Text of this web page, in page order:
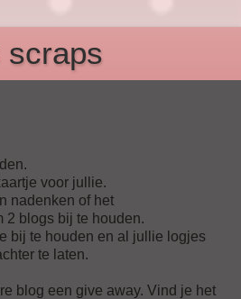
scraps
voor jullie.
nadenken of het
2 blogs bij te houden.
bij te houden en al jullie logjes
te laten.
blog een give away. Vind je het